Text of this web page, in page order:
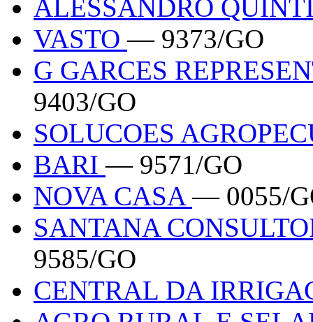
ALESSANDRO
VASTO— 9373/GO
G GARCES
9403/GO
SOLUCOES
BARI— 9571/GO
NOVA CASA— 0055/
SANTANA
9585/GO
CENTRAL DA